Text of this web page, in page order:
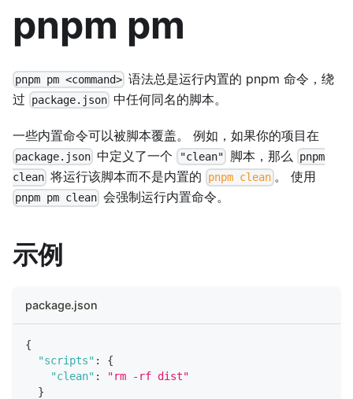
pnpm pm
pnpm pm <command> 语法总是运行内置的 pnpm 命令，绕
过
package.json 中任何同名的脚本。
一些内置命令可以被脚本覆盖。 例如，如果你的项目在
package.json 中定义了一个 "clean" 脚本，那么
pnpm
clean 将运行该脚本而不是内置的 pnpm clean 。 使用
pnpm pm clean 会强制运行内置命令。
示例
package.json
{
"scripts" :
{
"clean" :
"rm -rf dist"
}